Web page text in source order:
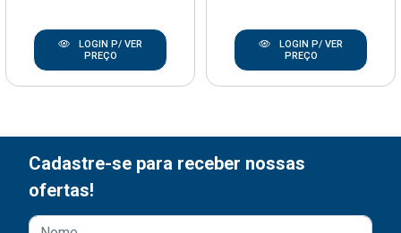
LOGIN P/ VER
PREÇO
LOGIN P/ VER
PREÇO
Cadastre-se para receber nossas
ofertas!